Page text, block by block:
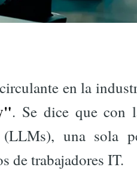
en la
. Se dice que con
(LLMs), una sola
de trabajadores IT.